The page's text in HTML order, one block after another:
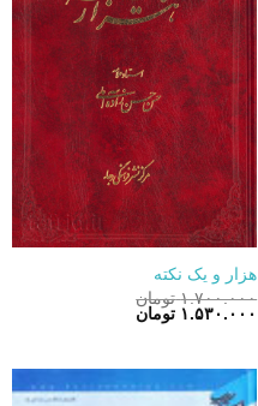
هزار و یک نکته
۱.۷۰۰.۰۰۰ تومان
قیمت
۱.۵۳۰.۰۰۰ تومانقیمت